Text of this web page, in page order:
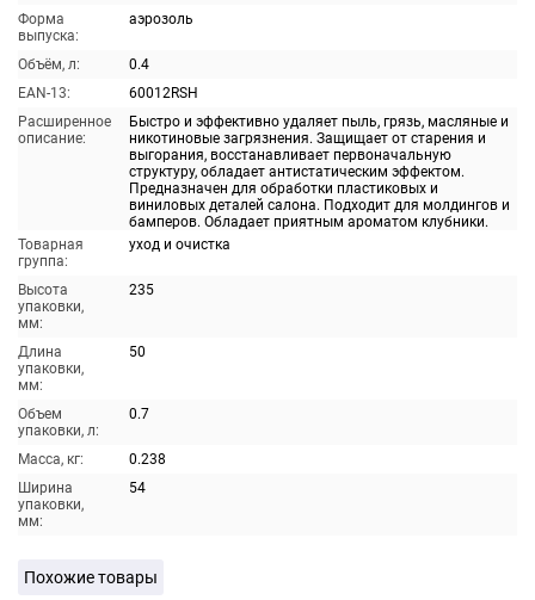
Форма
выпуска:
аэрозоль
Объём, л:
0.4
EAN-13:
60012RSH
Расширенное
описание:
Быстро и эффективно удаляет пыль, грязь, масляные и
никотиновые загрязнения. Защищает от старения и
выгорания, восстанавливает первоначальную
структуру, обладает антистатическим эффектом.
Предназначен для обработки пластиковых и
виниловых деталей салона. Подходит для молдингов и
бамперов. Обладает приятным ароматом клубники.
Товарная
группа:
уход и очистка
Высота
упаковки,
мм:
235
Длина
упаковки,
мм:
50
Объем
упаковки, л:
0.7
Масса, кг:
0.238
Ширина
упаковки,
мм:
54
Похожие товары